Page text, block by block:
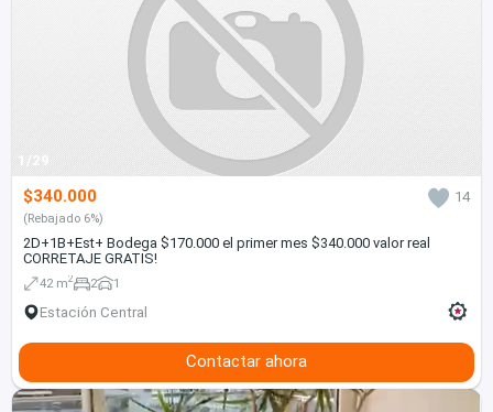
1/29
$340.000 14
(Rebajado 6%)
2D+1B+Est+ Bodega $170.000 el primer mes $340.000 valor real
CORRETAJE GRATIS!
42 m2 2 1
Estación Central
Contactar ahora